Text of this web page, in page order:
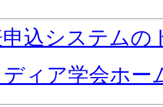
申込システム
ディア学会ホー